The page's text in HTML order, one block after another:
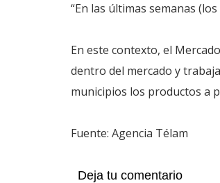
“En las últimas semanas
En este contexto, el
dentro del mercado y
municipios los productos a
Fuente: Agencia Télam
Deja tu comentario